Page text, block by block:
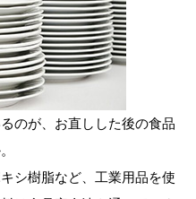
のが、お直しした後の食品
シ樹脂など、工業用品を使